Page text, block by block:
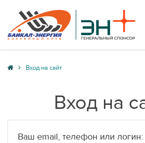
Клуб
Медиа
Вход на сайт
Вход на
Ваш email, телефон или логин: